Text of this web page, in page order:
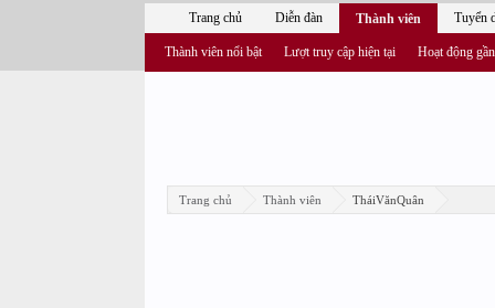
Trang chủ Thành viên TháiVănQuân
Trang chủ Diễn đàn Thành viên
Thành viên nổi bật Lượt truy cập hiện tại Hoạt động
Tuyển